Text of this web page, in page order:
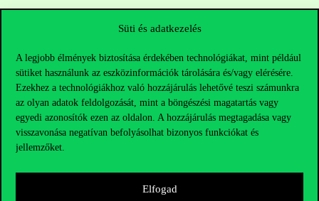
Süti és adatkezelés
A legjobb élmények biztosítása érdekében technológiákat, mint például
sütiket használunk az eszközinformációk tárolására és/vagy elérésére.
Ezekhez a technológiákhoz való hozzájárulás lehetővé teszi számunkra
az olyan adatok feldolgozását, mint a böngészési magatartás vagy
egyedi azonosítók ezen az oldalon. A hozzájárulás megtagadása vagy
visszavonása negatívan befolyásolhat bizonyos funkciókat és
jellemzőket.
Elfogad
HUB jelenlegi hallgatóinknak
Sajtó:press@uni-corvinus.hu